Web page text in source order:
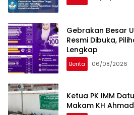
Gebrakan Besar
Resmi Dibuka,
Lengkap
Berita 06/08/2026
Ketua PK IMM
Makam KH